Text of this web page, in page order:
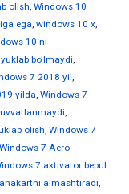
olish, Windows 10
ega, windows 10 х,
10-ni
bo'lmaydi,
7 2018 yil,
yilda, Windows 7
,
olish, Windows 7
Windows 7 Aero
7 aktivator bepul
almashtiradi,